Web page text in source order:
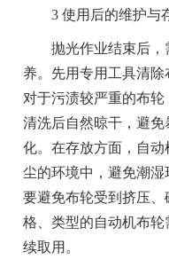
3 使用后的维护与
抛光作业结束后，
养。先用专用工具清除
对于污渍较严重的布轮
清洗后自然晾干，避
化。在存放方面，自
尘的环境中，避免潮
要避免布轮受到挤压
格、类型的自动机布
续取用。